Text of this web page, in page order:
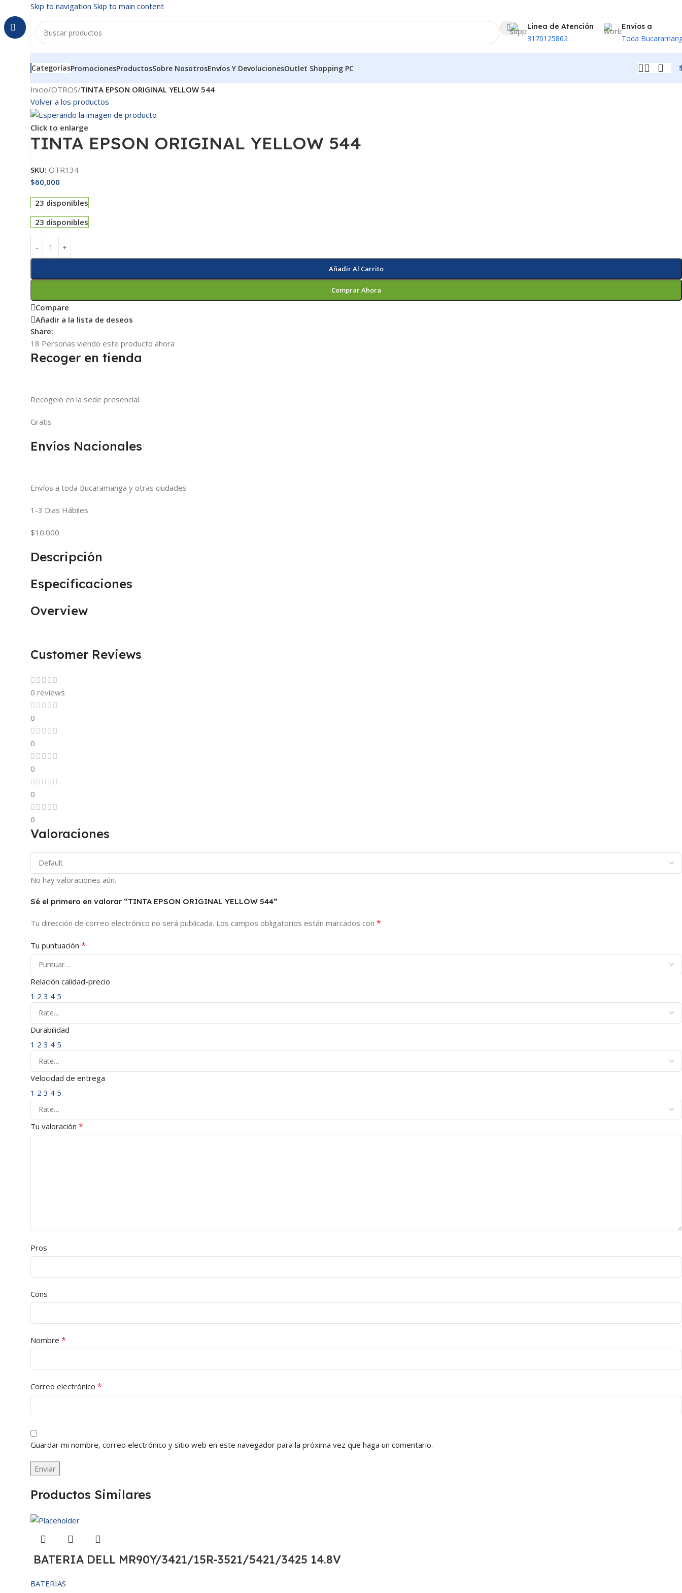
Skip to navigation Skip to main content
Linea de Atención
3170125862
Envíos a
Toda
CategoríasPromocionesProductosSobre NosotrosEnvíos Y DevolucionesOutlet Shopping PC
Inicio/OTROS/TINTA EPSON ORIGINAL YELLOW 544
Volver a los productos
Click to enlarge
TINTA EPSON ORIGINAL YELLOW 544
SKU: OTR134
$60,000
23 disponibles
23 disponibles
Añadir Al Carrito
Comprar Ahora
Compare
Añadir a la lista de deseos
Share:
18 Personas viendo este producto ahora
Recoger en tienda
Recógelo en la sede presencial.
Gratis
Envíos Nacionales
Envíos a toda Bucaramanga y otras ciudades
1-3 Dias Hábiles
$10.000
Descripción
Especificaciones
Overview
Customer Reviews
0 reviews
0
0
0
0
0
Valoraciones
No hay valoraciones aún.
Sé el primero en valorar “TINTA EPSON ORIGINAL YELLOW 544”
Tu dirección de correo electrónico no será publicada. Los campos obligatorios están marcados con *
Tu puntuación *
Relación calidad-precio
1 2 3 4 5
Durabilidad
1 2 3 4 5
Velocidad de entrega
1 2 3 4 5
Tu valoración *
Pros
Cons
Nombre *
Correo electrónico *
Guardar mi nombre, correo electrónico y sitio web en este navegador para la próxima vez que haga un comentario.
Productos Similares
BATERIA DELL MR90Y/3421/15R-3521/5421/3425 14.8V
BATERIAS